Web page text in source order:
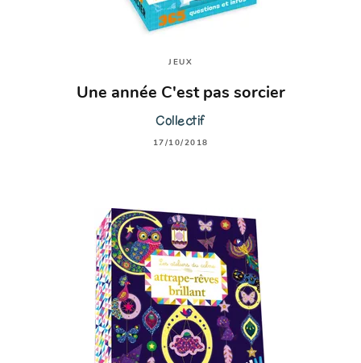
JEUX
Une année C'est pas sorcier
Collectif
17/10/2018